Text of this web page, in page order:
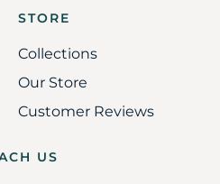
STORE
Collections
Our Store
Customer Reviews
US